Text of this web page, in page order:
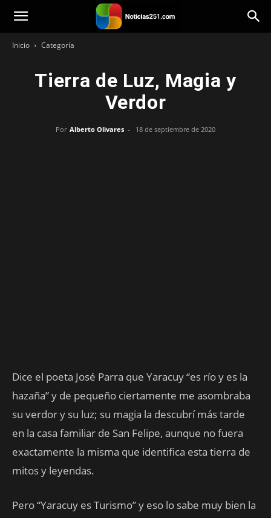
Noticias251
Inicio Categoría
Tierra de Luz, Magia y
Verdor
Por Alberto Olivares - 18 de septiembre de 2020
Dice el poeta José Parra que Yaracuy “es río y es la
hazaña” y de pequeño ciertamente me asombraba
su verdor y su luz; su magia la descubrí más tarde
en la casa familiar de San Felipe, aunque no fuera
exactamente la misma que identifica esta tierra de
mitos y leyendas.
Pero “Yaracuy es Turismo” y eso lo sabe muy bien la